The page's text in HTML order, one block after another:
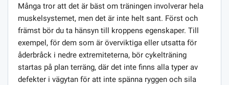
Många tror att det är bäst om träningen involverar hela
muskelsystemet, men det är inte helt sant. Först och
främst bör du ta hänsyn till kroppens egenskaper. Till
exempel, för dem som är överviktiga eller utsatta för
åderbråck i nedre extremiteterna, bör cykelträning
startas på plan terräng, där det inte finns alla typer av
defekter i vägytan för att inte spänna ryggen och sila